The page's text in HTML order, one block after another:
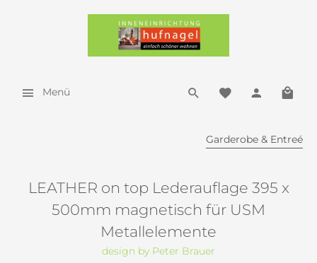
Menü
Garderobe & Entreé
LEATHER on top Lederauflage 395 x
500mm magnetisch für USM
Metallelemente
design by Peter Brauer